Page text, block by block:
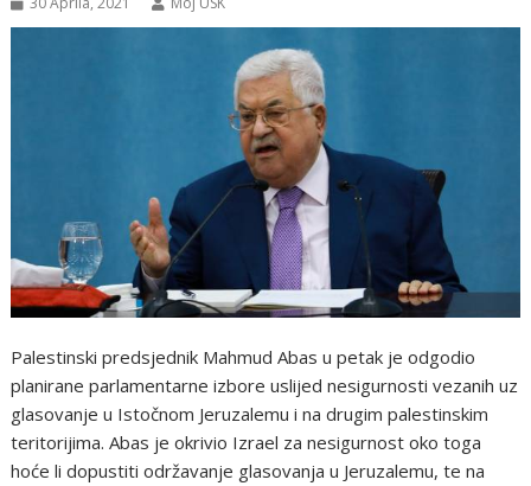
Palestinski predsjednik Mahmud Abas u petak je odgodio
planirane parlamentarne izbore uslijed nesigurnosti vezanih uz
glasovanje u Istočnom Jeruzalemu i na drugim palestinskim
teritorijima. Abas je okrivio Izrael za nesigurnost oko toga
hoće li dopustiti održavanje glasovanja u Jeruzalemu, te na